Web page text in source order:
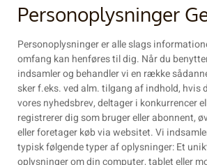
Personoplysninger
Personoplysninger er alle slags
omfang kan henføres til dig. Når du
indsamler og behandler vi en række
sker f.eks. ved alm. tilgang af indhold, hvis
vores nyhedsbrev, deltager i konkurrencer
registrerer dig som bruger eller abonnent,
eller foretager køb via websitet. Vi
typisk følgende typer af oplysninger: Et
oplysninger om din computer, tablet eller